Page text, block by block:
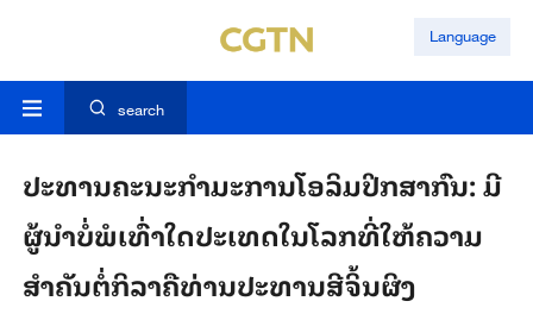
Language
search
ປະ​ທານ​ຄະ​ນະ​ກຳ​ມະ​ການ​ໂອ​ລິມ​ປິກ​ສາ​ກົນ: ມີ​
ຜູ້​ນຳ​ບໍ່​ພໍ​ເທົ່າ​ໃດ​ປະ​ເທດໃນ​ໂລກ​ທີ່​ໃຫ້​ຄວາມ​
ສຳ​ຄັນ​ຕໍ່​ກິ​ລາ​ຄື​​ທ່ານປະ​ທານ​ສີ​ຈິ້ນ​ຜິງ